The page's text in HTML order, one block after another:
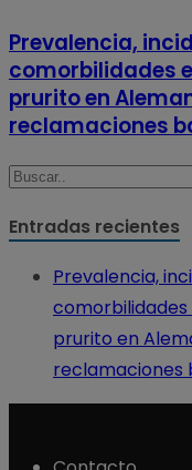
Prevalencia,
comorbilidades
prurito en
reclamaciones
Entradas recientes
Prevalencia,
prurito en
reclamaciones